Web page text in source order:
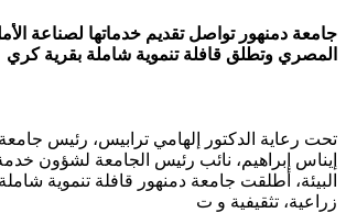
جامعة دمنهور تواصل تقديم خدماتها لصناعة
المصري وتطلق قافلة تنموية شاملة بقرية كري
تحت رعاية الدكتور إلهامي ترابيس، رئيس جامعة
إيناس إبراهيم، نائب رئيس الجامعة لشؤون
البيئة، أطلقت جامعة دمنهور قافلة تنموية
زراعية، تثقيفية و ت